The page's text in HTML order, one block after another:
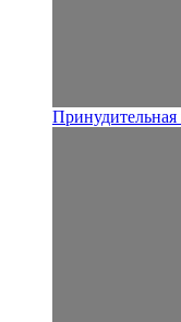
Принудительная